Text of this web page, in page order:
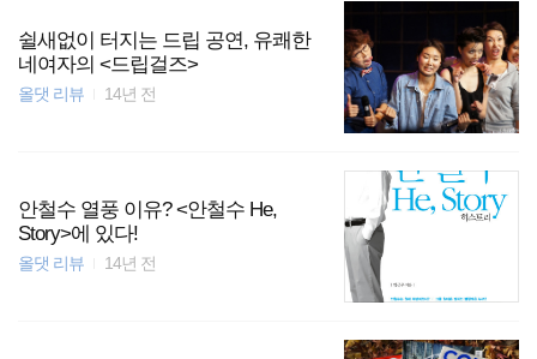
쉴새없이 터지는 드립 공연, 유쾌한
네여자의 <드립걸즈>
올댓 리뷰 14년 전
안철수 열풍 이유? <안철수 He,
Story>에 있다!
올댓 리뷰 14년 전